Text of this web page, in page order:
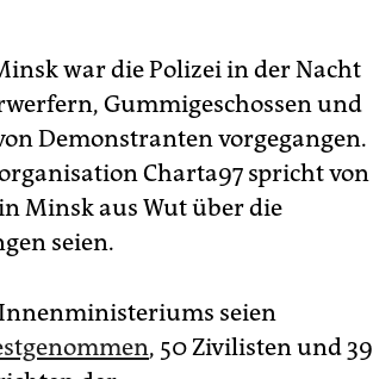
war die Polizei in der Nacht
Gummigeschossen und
Demonstranten vorgegangen.
Charta97 spricht von
Minsk aus Wut über die
seien.
seien
, 50 Zivilisten und 39